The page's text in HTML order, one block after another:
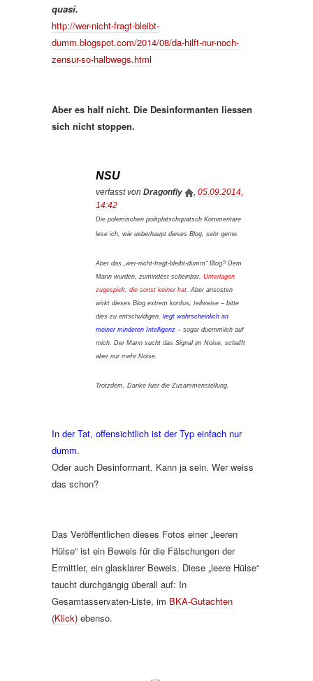
quasi.
http://wer-nicht-fragt-bleibt-
dumm.blogspot.com/2014/08/da-hilft-nur-noch-
zensur-so-halbwegs.html
Aber es half nicht. Die Desinformanten liessen
sich nicht stoppen.
NSU
verfasst von Dragonfly
05.09.2014,
14:42
Die polemischen politplatschquatsch Kommentare
lese ich, wie ueberhaupt dieses Blog, sehr gerne.
Aber das „wer-nicht-fragt-bleibt-dumm“ Blog? Dem
Mann wurden, zumindest scheinbar, Unterlagen
zugespielt, die sonst keiner hat. Aber ansosten
wirkt dieses Blog extrem konfus, teilweise – bitte
dies zu entschuldigen, liegt wahrscheinlich an
meiner minderen Intelligenz – sogar duemmlich auf
mich. Der Mann sucht das Signal im Noise, schafft
aber nur mehr Noise.
Trotzdem, Danke fuer die Zusammenstellung.
In der Tat, offensichtlich ist der Typ einfach nur
dumm.
Oder auch Desinformant. Kann ja sein. Wer weiss
das schon?
Das Veröffentlichen dieses Fotos einer „leeren
Hülse“ ist ein Beweis für die Fälschungen der
Ermittler, ein glasklarer Beweis. Diese „leere Hülse“
taucht durchgängig überall auf: In
Gesamtasservaten-Liste, im BKA-Gutachten
(Klick) ebenso.